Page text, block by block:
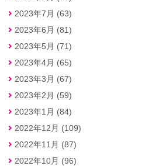
2023年7月 (63)
2023年6月 (81)
2023年5月 (71)
2023年4月 (65)
2023年3月 (67)
2023年2月 (59)
2023年1月 (84)
2022年12月 (109)
2022年11月 (87)
2022年10月 (96)